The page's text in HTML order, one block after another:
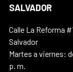
SALVADOR
Calle La Reforma
Salvador
Martes a viernes:
p. m.